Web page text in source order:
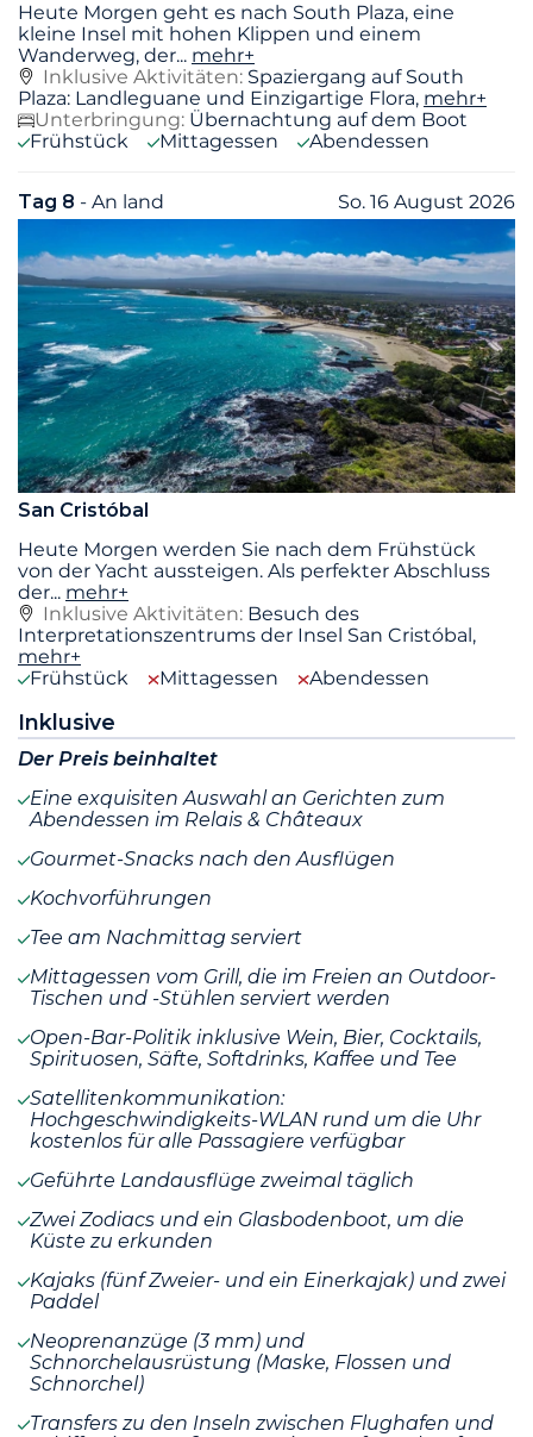
Heute Morgen geht es nach South Plaza, eine
kleine Insel mit hohen Klippen und einem
Wanderweg, der... mehr+
Inklusive Aktivitäten: Spaziergang auf South
Plaza: Landleguane und Einzigartige Flora, mehr+
Unterbringung: Übernachtung auf dem Boot
Frühstück
Mittagessen Abendessen
Tag 8 - An land So. 16 August 2026
San Cristóbal
Heute Morgen werden Sie nach dem Frühstück
von der Yacht aussteigen. Als perfekter Abschluss
der... mehr+
Inklusive Aktivitäten: Besuch des
Interpretationszentrums der Insel San Cristóbal,
mehr+
Frühstück
Mittagessen Abendessen
Inklusive
Der Preis beinhaltet
Eine exquisiten Auswahl an Gerichten zum
Abendessen im Relais & Châteaux
Gourmet-Snacks nach den Ausflügen
Kochvorführungen
Tee am Nachmittag serviert
Mittagessen vom Grill, die im Freien an Outdoor-
Tischen und -Stühlen serviert werden
Open-Bar-Politik inklusive Wein, Bier, Cocktails,
Spirituosen, Säfte, Softdrinks, Kaffee und Tee
Satellitenkommunikation:
Hochgeschwindigkeits-WLAN rund um die Uhr
kostenlos für alle Passagiere verfügbar
Geführte Landausflüge zweimal täglich
Zwei Zodiacs und ein Glasbodenboot, um die
Küste zu erkunden
Kajaks (fünf Zweier- und ein Einerkajak) und zwei
Paddel
Neoprenanzüge (3 mm) und
Schnorchelausrüstung (Maske, Flossen und
Schnorchel)
Transfers zu den Inseln zwischen Flughafen und